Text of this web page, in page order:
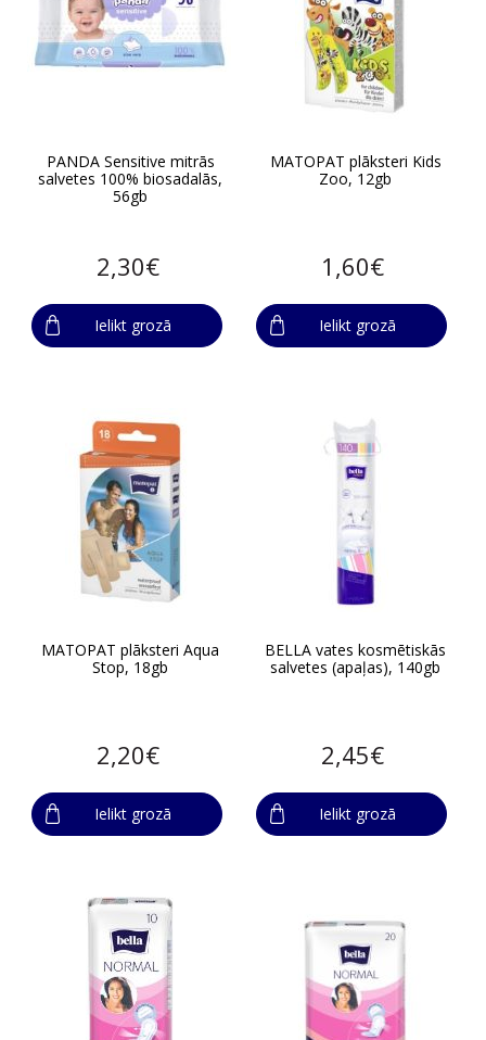
PANDA Sensitive mitrās
salvetes 100% biosadalās,
56gb
2,30€
Ielikt grozā
MATOPAT plāksteri Kids
Zoo, 12gb
1,60€
Ielikt grozā
MATOPAT plāksteri Aqua
Stop, 18gb
2,20€
Ielikt grozā
BELLA vates kosmētiskās
salvetes (apaļas), 140gb
2,45€
Ielikt grozā